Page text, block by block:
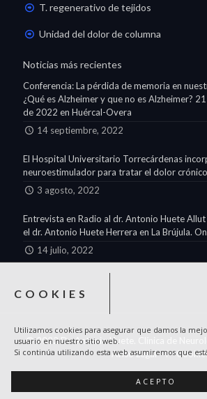
COOKIES
Utilizamos cookies para asegurar que damos la
usuario en nuestro sitio web.
Si continúa utilizando esta web asumiremos que
ACEPTO
T. regenerativo de tejidos
Unidad del dolor de columna
Noticias más recientes
Conferencia: La pérdida de memoria en
¿Qué es Alzheimer y que no es Alzheimer?
de 2022 en Huércal-Overa
14 septiembre, 2022
El Hospital Universitario Torrecárdenas
neuroestimulador para tratar el dolor crónico
3 agosto, 2022
Entrevista en Radio al dr. Antonio Huete
el dr. Antonio Huete Herrera en La Brújula.
14 julio, 2022
© 2022 Dr. Antonio Huete. Clínica de
Aviso LegalI
Diseño y desarrollo :Grupo